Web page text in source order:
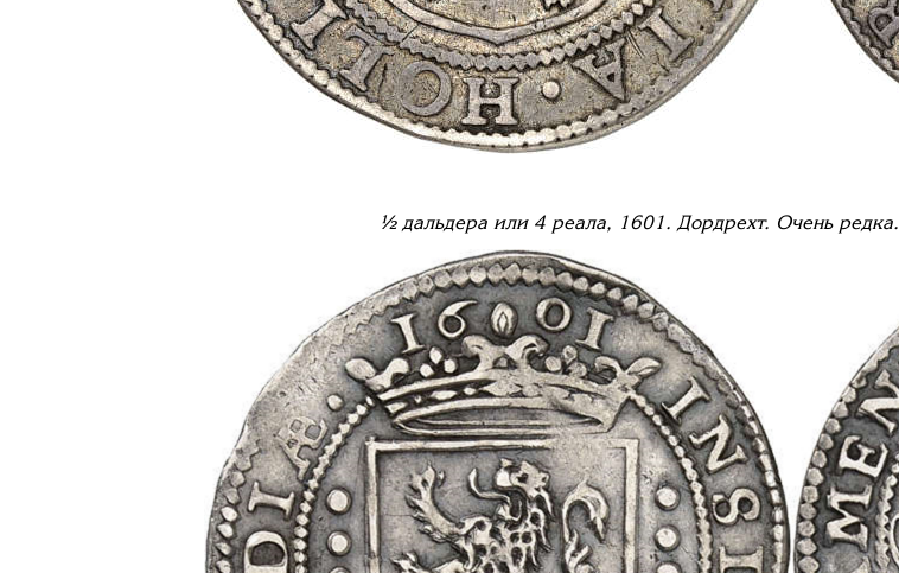
½ дальдера или 4 реала, 1601. Дордрехт. Очень редка.